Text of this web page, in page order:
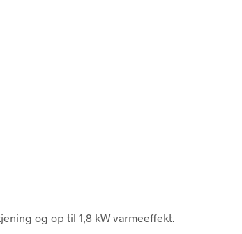
og op til 1,8 kW varmeeffekt.